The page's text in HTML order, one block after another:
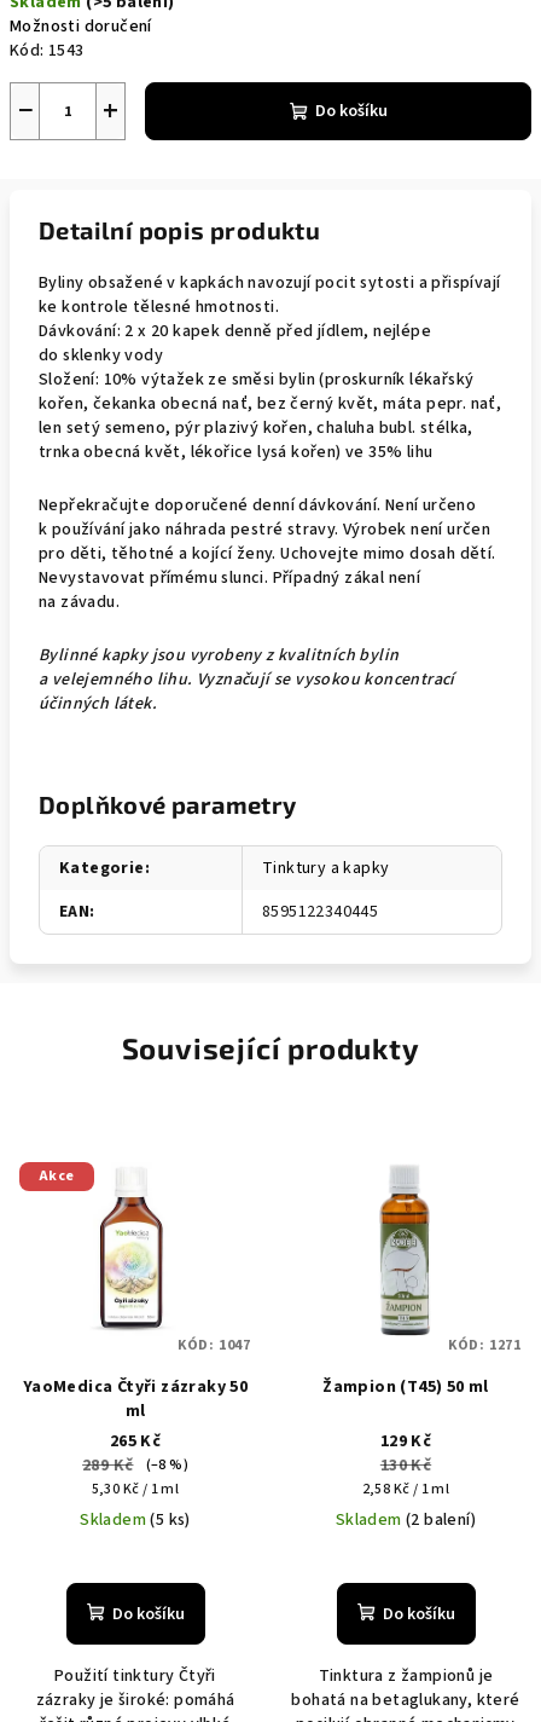
Možnosti doručení
Kód: 1543
+
− Do košíku
Detailní popis produktu
Byliny obsažené v kapkách navozují pocit sytosti a přispívají
ke kontrole tělesné hmotnosti.
Dávkování: 2 x 20 kapek denně před jídlem, nejlépe
do sklenky vody
Složení: 10% výtažek ze směsi bylin (proskurník lékařský
kořen, čekanka obecná nať, bez černý květ, máta pepr. nať,
len setý semeno, pýr plazivý kořen, chaluha bubl. stélka,
trnka obecná květ, lékořice lysá kořen) ve 35% lihu
Nepřekračujte doporučené denní dávkování. Není určeno
k používání jako náhrada pestré stravy. Výrobek není určen
pro děti, těhotné a kojící ženy. Uchovejte mimo dosah dětí.
Nevystavovat přímému slunci. Případný zákal není
na závadu.
Bylinné kapky jsou vyrobeny z kvalitních bylin
a velejemného lihu. Vyznačují se vysokou koncentrací
účinných látek.
Doplňkové parametry
Kategorie:
Tinktury a kapky
EAN: 8595122340445
Související produkty
Akce
YaoMedica Čtyři zázraky 50
ml
265 Kč
289 Kč
(–8 %)
Měrná
cena:
5,30 Kč / 1 ml
Skladem(5 ks)
Do košíku
Použití tinktury Čtyři
zázraky je široké: pomáhá
KÓD: 1047
Žampion (T45) 50 ml
129 Kč
130 Kč
Měrná
cena:
2,58 Kč / 1 ml
Skladem(2 balení)
Do košíku
Tinktura z žampionů je
bohatá na betaglukany, které
KÓD: 1271